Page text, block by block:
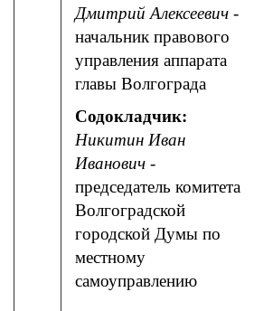
Дмитрий Алексеевич -
начальник правового
управления аппарата
главы Волгограда
Содокладчик:
Никитин Иван
Иванович -
председатель комитета
Волгоградской
городской Думы по
местному
самоуправлению